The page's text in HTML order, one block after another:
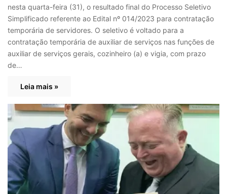
nesta quarta-feira (31), o resultado final do Processo Seletivo
Simplificado referente ao Edital nº 014/2023 para contratação
temporária de servidores. O seletivo é voltado para a
contratação temporária de auxiliar de serviços nas funções de
auxiliar de serviços gerais, cozinheiro (a) e vigia, com prazo
de…
Leia mais »